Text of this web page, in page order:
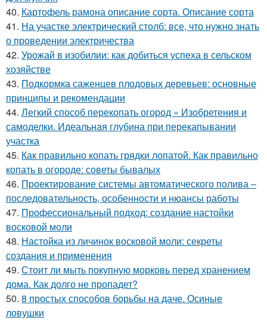
40. Картофель рамона описание сорта. Описание сорта
41. На участке электрический столб: все, что нужно знать
о проведении электричества
42. Урожай в изобилии: как добиться успеха в сельском
хозяйстве
43. Подкормка саженцев плодовых деревьев: основные
принципы и рекомендации
44. Легкий способ перекопать огород » Изобретения и
самоделки. Идеальная глубина при перекапывании
участка
45. Как правильно копать грядки лопатой. Как правильно
копать в огороде: советы бывалых
46. Проектирование системы автоматического полива –
последовательность, особенности и нюансы работы
47. Профессиональный подход: создание настойки
восковой моли
48. Настойка из личинок восковой моли: секреты
создания и применения
49. Стоит ли мыть покупную морковь перед хранением
дома. Как долго не пропадет?
50. 8 простых способов борьбы на даче. Осиные
ловушки